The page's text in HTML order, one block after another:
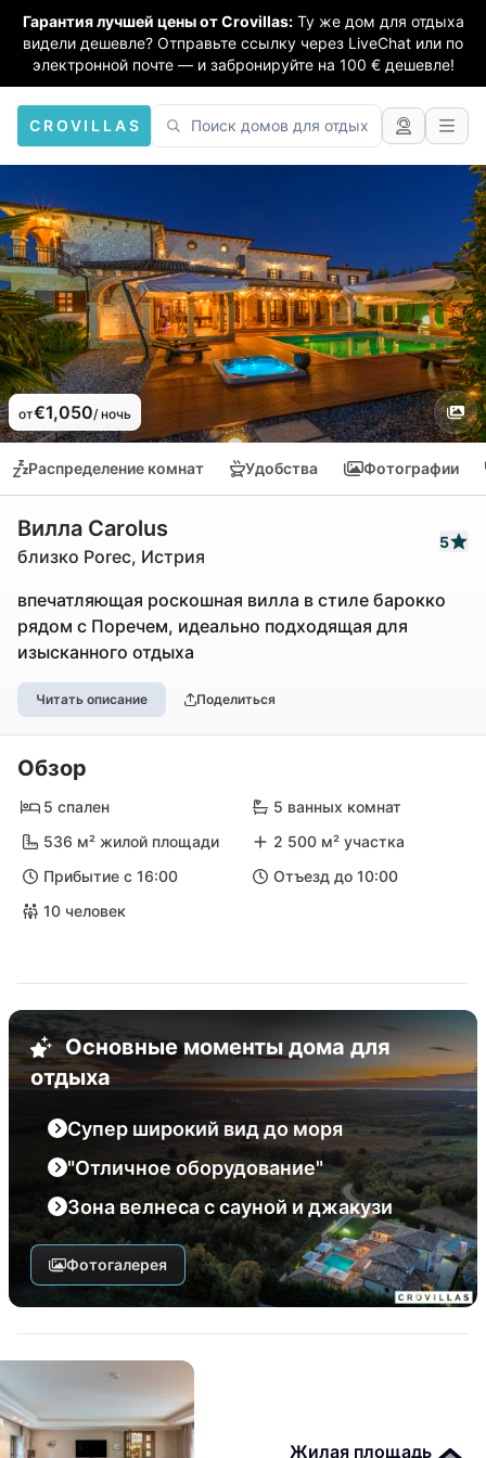
Гарантия лучшей цены от Crovillas: Ту же дом для отдыха
видели дешевле? Отправьте ссылку через LiveChat или по
электронной почте — и забронируйте на 100 € дешевле!
CROVILLAS
от€1,050/ ночь
Распределение комнат Удобства Фотографии
Вилла Carolus
близко Porec, Истрия
5
впечатляющая роскошная вилла в стиле барокко
рядом с Поречем, идеально подходящая для
изысканного отдыха
Читать описание Поделиться
Обзор
5 спален
5 ванных комнат
536 м² жилой площади
2 500 м² участка
Прибытие с 16:00
Отъезд до 10:00
10 человек
Основные моменты дома для
отдыха
Супер широкий вид до моря
"Отличное оборудование"
Зона велнеса с сауной и джакузи
Фотогалерея
Жилая площадь